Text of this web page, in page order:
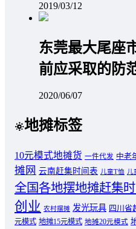
2019/03/12
东莞最大尾座
前应采取的防
2020/06/07
地摊标签
10元模式地摊货 一件代发 中老
摊网 云南赶集时间表 儿童T恤 儿
全国各地摆地摊赶集
创业 农村摆摊 发光玩具 四川省
元模式 地摊15元模式 地摊20元模式